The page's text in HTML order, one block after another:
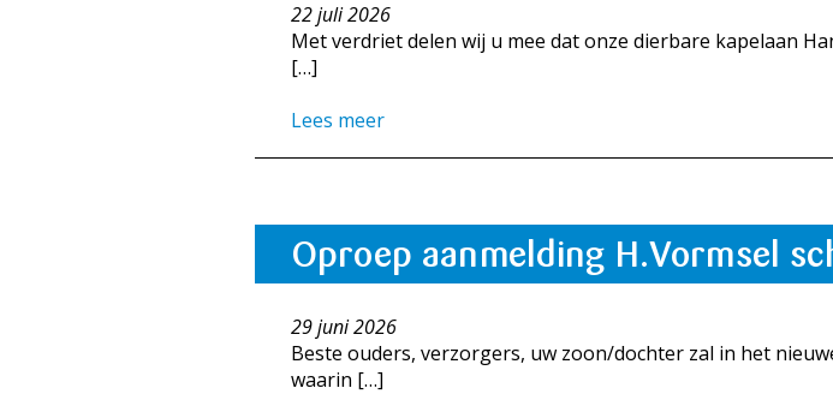
22 juli 2026
Met verdriet delen wij u mee dat onze dierbare kapelaan
[…]
Lees meer
Oproep aanmelding H.Vormsel
29 juni 2026
Beste ouders, verzorgers, uw zoon/dochter zal in het
waarin […]